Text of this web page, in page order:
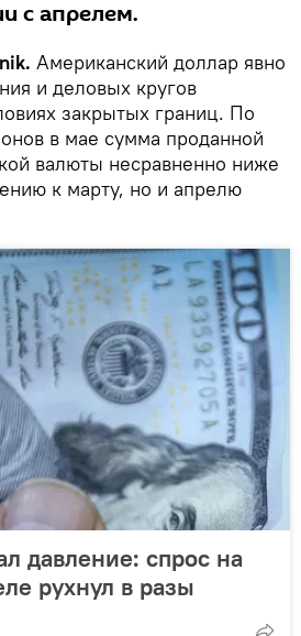
с апрелем.
Американский доллар явно
и деловых кругов
закрытых границ. По
в мае сумма проданной
валюты несравненно ниже
к марту, но и апрелю
давление: спрос на
рухнул в разы